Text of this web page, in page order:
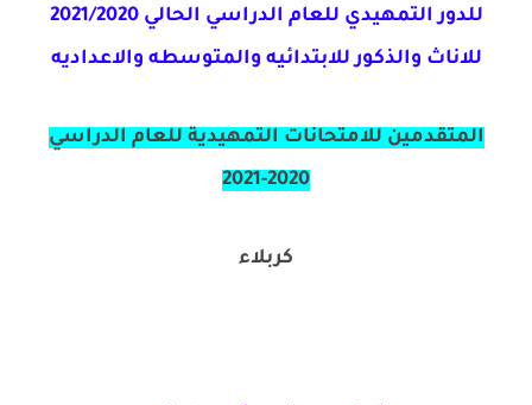
للدور التمهيدي للعام الدراسي الحالي 2021/2020
للاناث والذكور للابتدائيه والمتوسطه والاعداديه
المتقدمين للامتحانات التمهيدية للعام الدراسي
2020-2021
كربلاء